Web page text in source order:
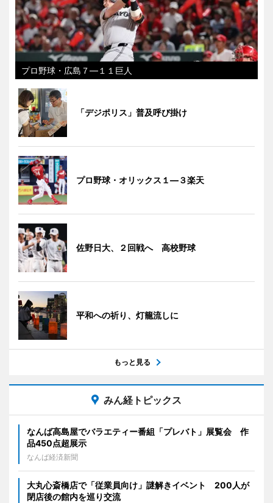
プロ野球・広島７―１１巨人
「デジポリス」普及呼び掛け
プロ野球・オリックス１―３楽天
佐野日大、２回戦へ 高校野球
平和への祈り、灯籠流しに
もっと見る
みん経トピックス
なんば高島屋でバラエティー番組「プレバト」展覧会 作
品450点超展示
なんば経済新聞
大丸心斎橋店で「従業員向け」謎解きイベント 200人が
閉店後の館内を巡り交流